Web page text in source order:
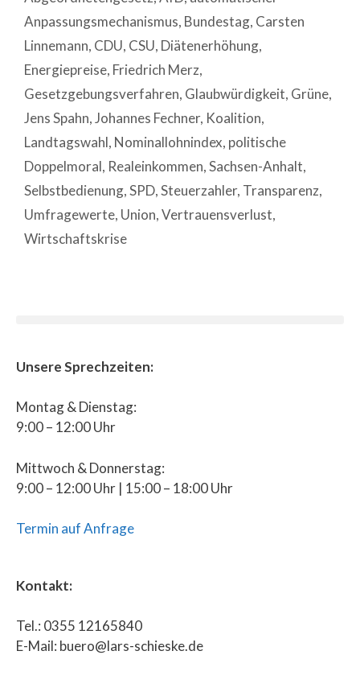
Anpassungsmechanismus, Bundestag, Carsten
Linnemann, CDU, CSU, Diätenerhöhung,
Energiepreise, Friedrich Merz,
Gesetzgebungsverfahren, Glaubwürdigkeit, Grüne,
Jens Spahn,Johannes Fechner, Koalition,
Landtagswahl, Nominallohnindex, politische
Doppelmoral, Realeinkommen,Sachsen-Anhalt,
Selbstbedienung,SPD,Steuerzahler, Transparenz,
Umfragewerte, Union,Vertrauensverlust,
Wirtschaftskrise
Unsere Sprechzeiten:
Montag & Dienstag:
9:00 – 12:00 Uhr
Mittwoch & Donnerstag:
9:00 – 12:00 Uhr | 15:00 – 18:00 Uhr
Termin auf Anfrage
Kontakt:
Tel.: 0355 12165840
E-Mail: buero@lars-schieske.de